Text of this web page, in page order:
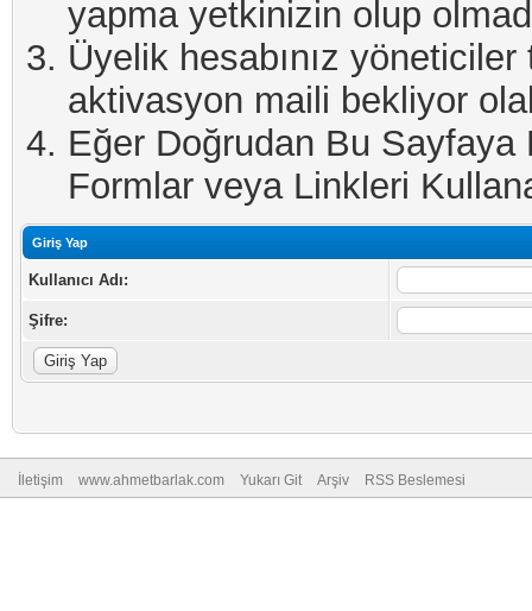
yapma yetkinizin olup
Üyelik hesabınız
aktivasyon maili bekliyor
Eğer Doğrudan Bu
Formlar veya Linkleri
Giriş Yap
Kullanıcı Adı:
Şifre:
İletişim www.ahmetbarlak.com Yukarı Git Arşiv RSS Beslemesi